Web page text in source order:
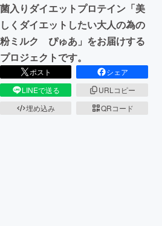
菌入りダイエットプロテイン「美
しくダイエットしたい大人の為の
粉ミルク ぴゅあ」をお届けする
プロジェクトです。
ポスト
シェア
LINEで送る
URLコピー
埋め込み
QRコード